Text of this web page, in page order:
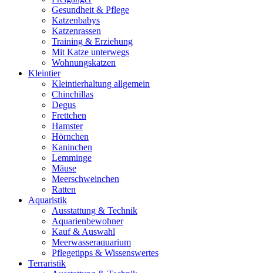
Gesundheit & Pflege
Katzenbabys
Katzenrassen
Training & Erziehung
Mit Katze unterwegs
Wohnungskatzen
Kleintier
Kleintierhaltung allgemein
Chinchillas
Degus
Frettchen
Hamster
Hörnchen
Kaninchen
Lemminge
Mäuse
Meerschweinchen
Ratten
Aquaristik
Ausstattung & Technik
Aquarienbewohner
Kauf & Auswahl
Meerwasseraquarium
Pflegetipps & Wissenswertes
Terraristik